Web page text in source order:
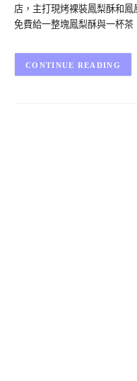
店，主打現烤裸裝鳳梨酥和
免費給一整塊鳳梨酥與一杯茶
CONTINUE READING